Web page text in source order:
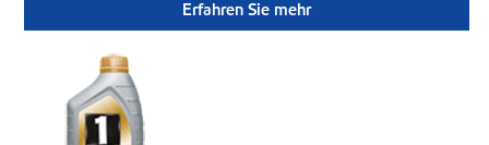
Erfahren Sie mehr